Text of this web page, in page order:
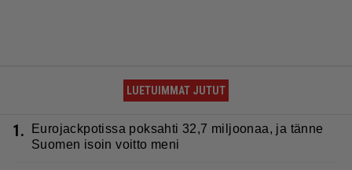
LUETUIMMAT JUTUT
1.
Eurojackpotissa poksahti 32,7 miljoonaa, ja tänne
Suomen isoin voitto meni